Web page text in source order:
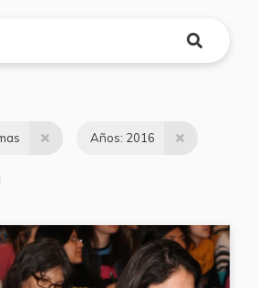
Años: 2016